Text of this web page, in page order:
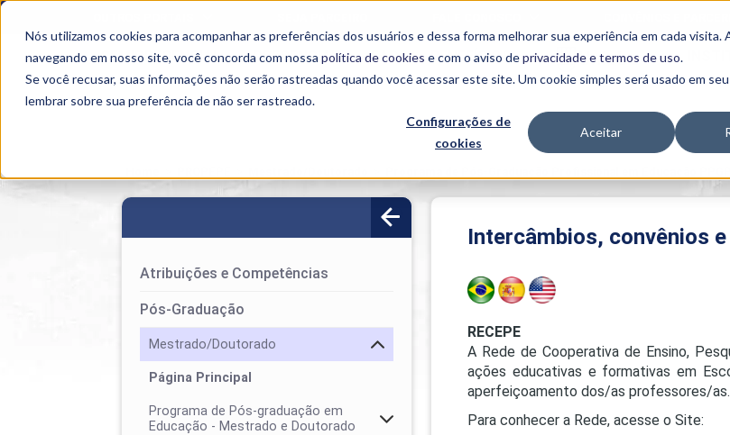
Nós utilizamos cookies para acompanhar as preferências dos usuários e dessa forma melhorar sua experiência em cada visita.
navegando em nosso site, você concorda com nossa política de cookies e com o aviso deprivacidade e termos de uso.
Se você recusar, suas informações não serão rastreadas quando você acessar este site. Um cookie simples será usado em
lembrar sobre sua preferência de não ser rastreado.
Configurações de
cookies
Aceitar
SEMIPRESENCIAL PRESENCIAL EAD BENEFÍCIOS
Acadêmicos
PIME
Atribuições e Competências
Pós-Graduação
Mestrado/Doutorado
Página Principal
Programa de Pós-graduação em
Educação - Mestrado e Doutorado
Intercâmbios, convênios
RECEPE
A Rede de Cooperativa de Ensino,
ações educativas e formativas em
aperfeiçoamento dos/as professores/as.
Para conhecer a Rede, acesse o Site: